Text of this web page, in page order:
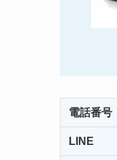
電話番号
LINE